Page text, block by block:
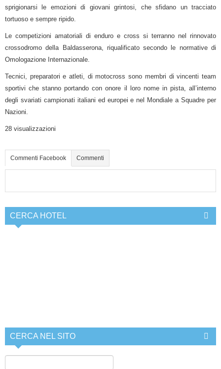
sprigionarsi le emozioni di giovani grintosi, che sfidano un tracciato
tortuoso e sempre ripido.
Le competizioni amatoriali di enduro e cross si terranno nel rinnovato
crossodromo della Baldasserona, riqualificato secondo le normative di
Omologazione Internazionale.
Tecnici, preparatori e atleti, di motocross sono membri di vincenti team
sportivi che stanno portando con onore il loro nome in pista, all’interno
degli svariati campionati italiani ed europei e nel Mondiale a Squadre per
Nazioni.
28 visualizzazioni
Commenti Facebook Commenti
CERCA HOTEL
CERCA NEL SITO